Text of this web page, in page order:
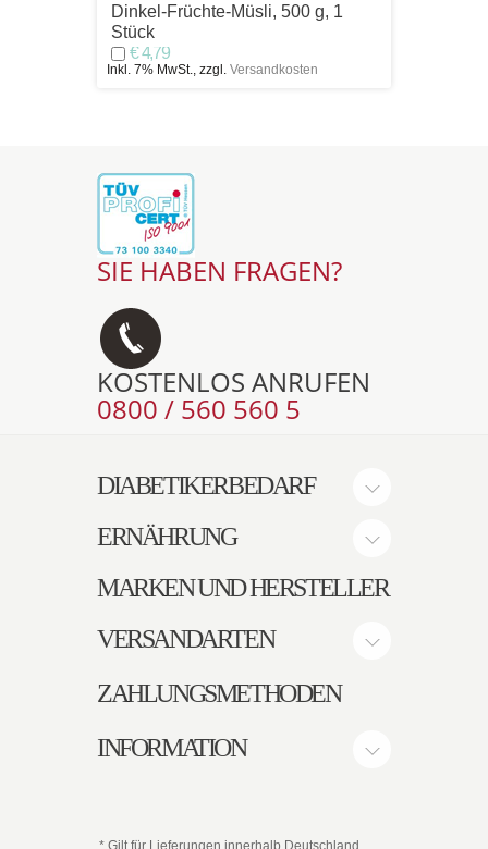
Dinkel-Früchte-Müsli, 500 g, 1
Stück
€ 4,79
Inkl. 7% MwSt., zzgl. Versandkosten
SIE HABEN FRAGEN?
KOSTENLOS ANRUFEN
0800 / 560 560 5
DIABETIKERBEDARF
ERNÄHRUNG
MARKEN UND HERSTELLER
VERSANDARTEN
ZAHLUNGSMETHODEN
INFORMATION
* Gilt für Lieferungen innerhalb Deutschland.